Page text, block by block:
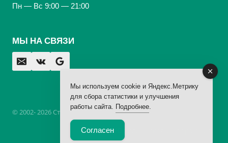
Пн — Вс 9:00 — 21:00
МЫ НА СВЯЗИ
© 2002- 2026 Стоматологическая Клиника «Арбаль»,
Мы используем cookie и Яндекс.Метрику
для сбора статистики и улучшения
работы сайта. Подробнее.
Согласен